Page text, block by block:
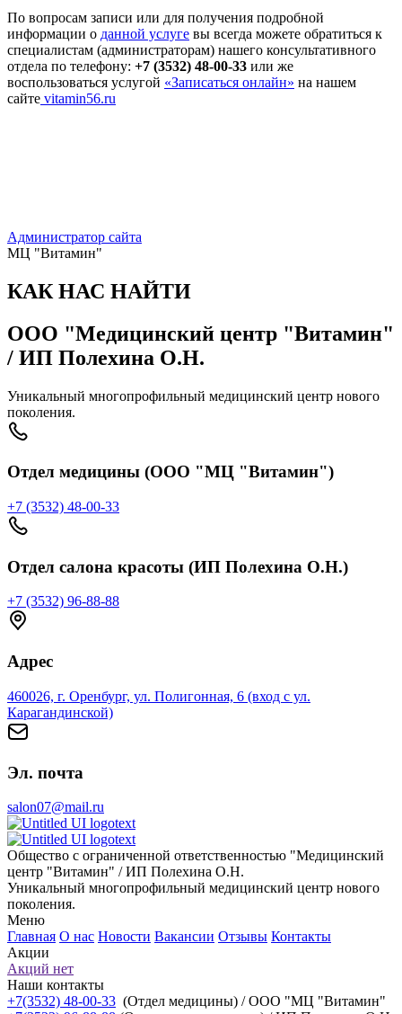
По вопросам записи или для получения подробной
информации о данной услуге вы всегда можете обратиться к
специалистам (администраторам) нашего консультативного
отдела по телефону: +7 (3532) 48-00-33 или же
воспользоваться услугой «Записаться онлайн» на нашем
сайте vitamin56.ru
Администратор сайта
МЦ "Витамин"
КАК НАС НАЙТИ
ООО "Медицинский центр "Витамин"
/ ИП Полехина О.Н.
Уникальный многопрофильный медицинский центр нового
поколения.
Отдел медицины (ООО "МЦ "Витамин")
+7 (3532) 48-00-33
Отдел салона красоты (ИП Полехина О.Н.)
+7 (3532) 96-88-88
Адрес
460026, г. Оренбург, ул. Полигонная, 6 (вход с ул.
Карагандинской)
Эл. почта
salon07@mail.ru
Общество с ограниченной ответственностью "Медицинский
центр "Витамин" / ИП Полехина О.Н.
Уникальный многопрофильный медицинский центр нового
поколения.
Меню
Главная О нас Новости Вакансии Отзывы Контакты
Акции
Акций нет
Наши контакты
+7(3532) 48-00-33 (Отдел медицины) / ООО "МЦ "Витамин"